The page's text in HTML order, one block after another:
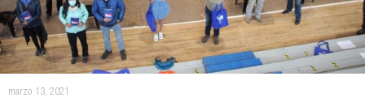
marzo 13, 2021